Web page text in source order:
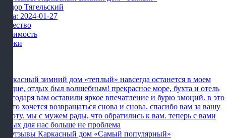
Фёдор Тягельский
Дата: 2024-01-27
Качество
Стоимость
Сроки
Каркасный зимний дом «теплый» навсегда останется в моем
сердце, отдых был волшебным! прекрасное море, бухта и отель
благодаря вам оставили яркое впечатление и бурю эмоций. в это
место хочется возвращаться снова и снова. спасибо вам за вашу
работу. мы с мужем рады, что обратились к вам. теперь с вами
отдых для нас больше не проблема